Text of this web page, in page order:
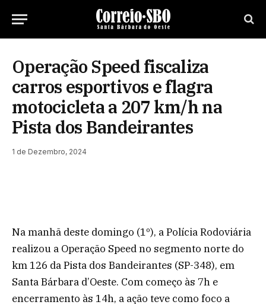
Operação Speed fiscaliza
carros esportivos e flagra
motocicleta a 207 km/h na
Pista dos Bandeirantes
1 de Dezembro, 2024
Na manhã deste domingo (1º), a Polícia Rodoviária
realizou a Operação Speed no segmento norte do
km 126 da Pista dos Bandeirantes (SP-348), em
Santa Bárbara d’Oeste. Com começo às 7h e
encerramento às 14h, a ação teve como foco a